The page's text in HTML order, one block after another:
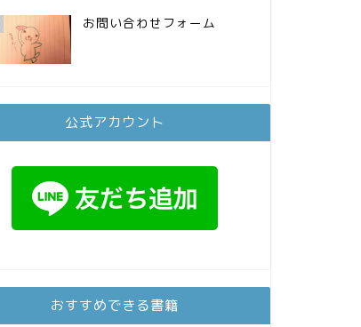
お問い合わせフォーム
公式アカウント
おすすめできる書籍